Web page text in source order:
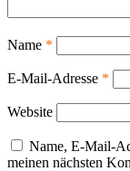
Name *
E-Mail-Adresse *
Website
Name, E-Mail-
meinen nächsten